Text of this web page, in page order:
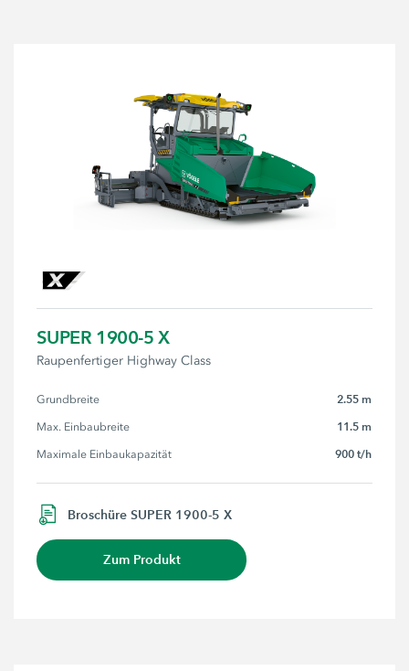
SUPER 1900-5 X
Raupenfertiger Highway Class
Grundbreite 2.55 m
Max. Einbaubreite 11.5 m
Maximale Einbaukapazität 900 t/h
Broschüre SUPER 1900-5 X
Zum Produkt